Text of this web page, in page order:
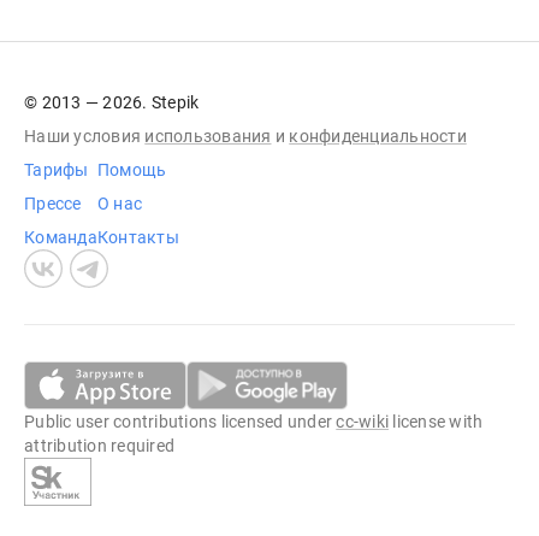
© 2013 — 2026. Stepik
Наши условия использования и конфиденциальности
Тарифы
Прессе
Команда
Помощь
О нас
Контакты
Public user contributions licensed undercc-wiki license with
attribution required